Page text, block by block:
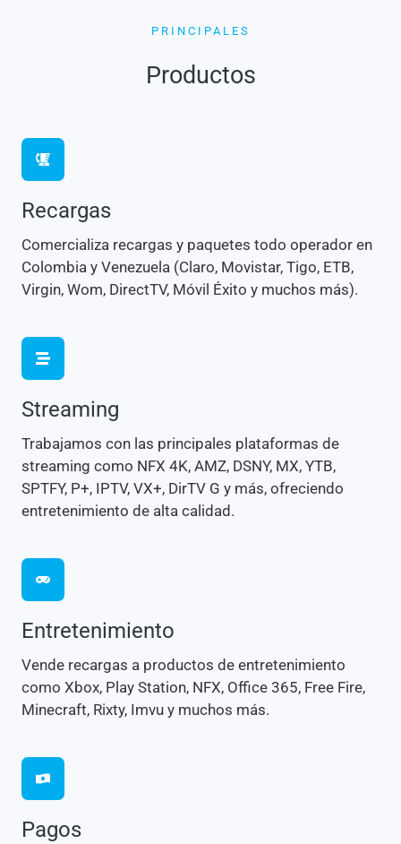
PRINCIPALES
Productos
Recargas
Comercializa recargas y paquetes todo operador en
Colombia y Venezuela (Claro, Movistar, Tigo, ETB,
Virgin, Wom, DirectTV, Móvil Éxito y muchos más).
Streaming
Trabajamos con las principales plataformas de
streaming como NFX 4K, AMZ, DSNY, MX, YTB,
SPTFY, P+, IPTV, VX+, DirTV G y más, ofreciendo
entretenimiento de alta calidad.
Entretenimiento
Vende recargas a productos de entretenimiento
como Xbox, Play Station, NFX, Office 365, Free Fire,
Minecraft, Rixty, Imvu y muchos más.
Pagos